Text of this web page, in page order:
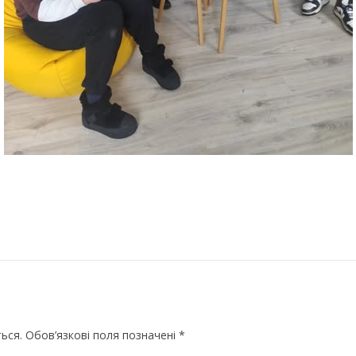
ОДЕСЬКА
ПОЛТАВСЬКА
РІВНЕНСЬКА
СУМСЬКА
Обов’язкові поля позначені *